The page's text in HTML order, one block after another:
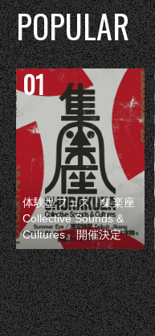
POPULAR
体験型フェス『集楽座
Collective Sounds &
Cultures』開催決定